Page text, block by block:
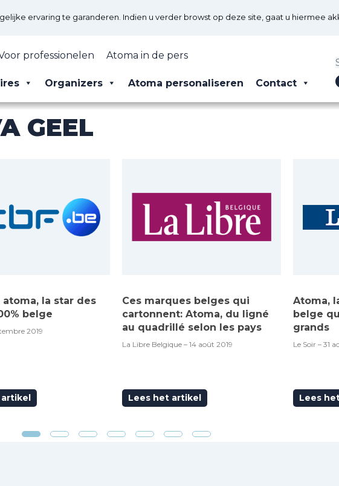
professionelen Atoma in de pers
Organizers Atoma personaliseren Contact
GEEL
atoma, la star des
belge
2019
Ces marques belges qui
cartonnent: Atoma, du ligné
au quadrillé selon les pays
La Libre Belgique – 14 août 2019
Lees het artikel
Atoma,
belge
grands
Le Soir – 31
Lees
ervaring te garanderen. Indien u verder browst op deze site, gaat u hiermee